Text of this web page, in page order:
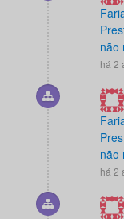
não
há 2
não
há 2